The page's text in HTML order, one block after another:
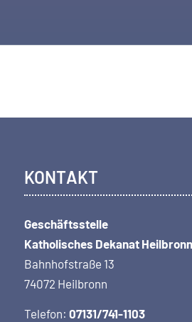
KONTAKT
Geschäftsstelle
Katholisches Dekanat
Bahnhofstraße 13
74072 Heilbronn
Telefon: 07131/741-1103